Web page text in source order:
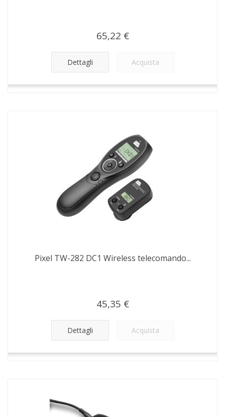
65,22 €
Dettagli Acquista
Pixel TW-282 DC1 Wireless telecomando...
45,35 €
Dettagli Acquista